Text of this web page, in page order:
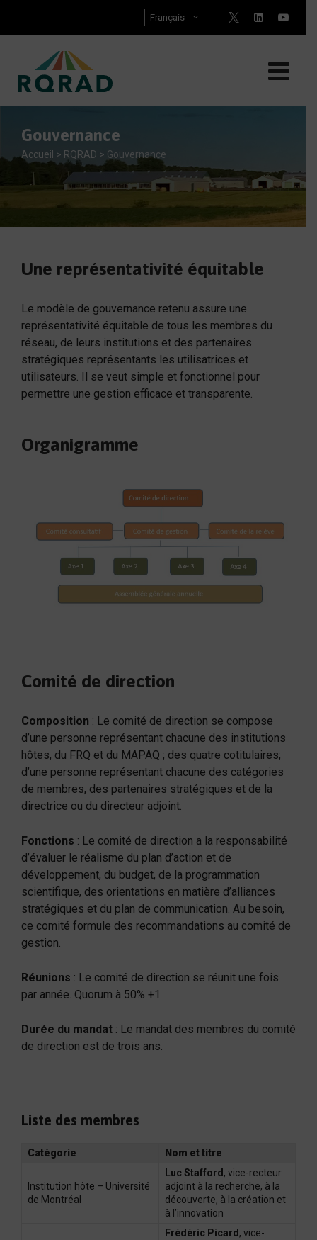
Français
Gouvernance
Accueil > RQRAD > Gouvernance
Une représentativité équitable
Le modèle de gouvernance retenu assure une
représentativité équitable de tous les membres du
réseau, de leurs institutions et des partenaires
stratégiques représentants les utilisatrices et
utilisateurs. Il se veut simple et fonctionnel pour
permettre une gestion efficace et transparente.
Organigramme
Comité de direction
Composition : Le comité de direction se compose
d’une personne représentant chacune des institutions
hôtes, du FRQ et du MAPAQ ; des quatre cotitulaires;
d’une personne représentant chacune des catégories
de membres, des partenaires stratégiques et de la
directrice ou du directeur adjoint.
Fonctions : Le comité de direction a la responsabilité
d’évaluer le réalisme du plan d’action et de
développement, du budget, de la programmation
scientifique, des orientations en matière d’alliances
stratégiques et du plan de communication. Au besoin,
ce comité formule des recommandations au comité de
gestion.
Réunions : Le comité de direction se réunit une fois
par année. Quorum à 50% +1
Durée du mandat : Le mandat des membres du comité
de direction est de trois ans.
Liste des membres
Catégorie Nom et titre
Institution hôte – Université
de Montréal
Luc Stafford , vice-recteur
adjoint à la recherche, à la
découverte, à la création et
à l’innovation
Frédéric Picard , vice-